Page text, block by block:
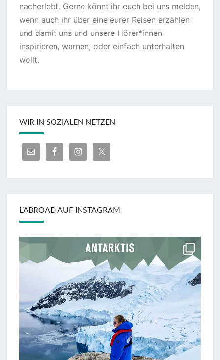
nacherlebt. Gerne könnt ihr euch bei uns melden,
wenn auch ihr über eine eurer Reisen erzählen
und damit uns und unsere Hörer*innen
inspirieren, warnen, oder einfach unterhalten
wollt.
WIR IN SOZIALEN NETZEN
L’ABROAD AUF INSTAGRAM